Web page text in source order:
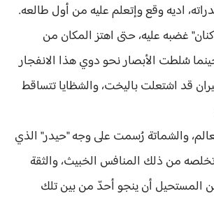
اديه وقع وإتعلم عليه من أول طالعه.
غضبه عليه، حتى اهتز المكان من
سُلطت الأبصار نحو دوي هذا الانفجار
قد اشتعلت باليخت، والشظايا تتساقط
والشماتة رُسمت على وجه "حيدر" الذي
من ذلك المنافس الخبيث، والثقة
المستحيل أن ينجو أحدّ من بين تلك